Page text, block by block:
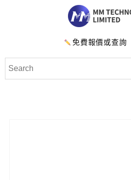
免費報價或查詢